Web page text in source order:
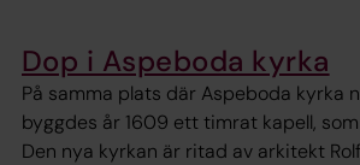
Dop i Aspeboda kyrka
På samma plats där Aspeboda kyrka
byggdes år 1609 ett timrat kapell,
Den nya kyrkan är ritad av arkitekt